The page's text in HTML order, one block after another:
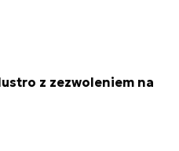
z zezwoleniem na